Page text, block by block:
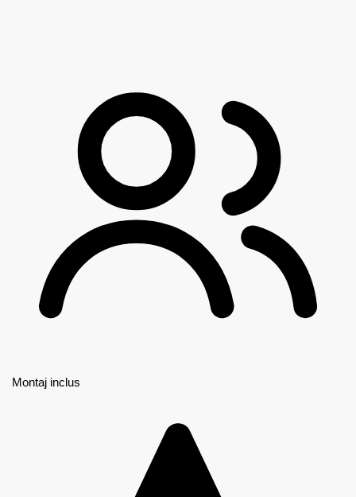
Montaj inclus